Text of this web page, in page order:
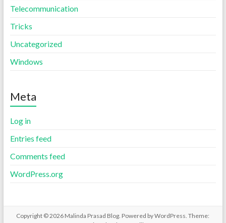
Telecommunication
Tricks
Uncategorized
Windows
Meta
Log in
Entries feed
Comments feed
WordPress.org
Copyright © 2026 Malinda Prasad Blog. Powered byWordPress. Theme: